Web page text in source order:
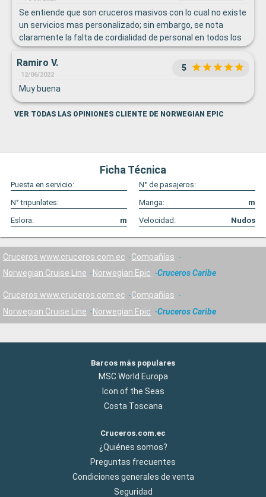
Se entiende que son cruceros masivos con lo cual no existe
un servicios mas personalizado; sin embargo, se nota
claramente la falta de cordialidad de personal en todos los
servicios, tanto de alimentos como de atencion al cliente,
servicio de tours, internet, etc. etc.
Ramiro V.
12/06/2022
5
Muy buena
VER TODAS LAS OPINIONES CLIENTE DE NORWEGIAN EPIC
Ficha Técnica
Puesta en servicio:
N° de pasajeros:
N° tripunlates:
Manga:
m
Eslora:
m Velocidad: Nudos
Cruceros www.cruceros.com.ec
Compañías
Norwegian Cruise Line
Norwegian Epic Cruceros Caribe
Cruceros www.cruceros.com.ec
Compañías
Norwegian Cruise Line
Norwegian Epic Cruceros Caribe
Barcos más populares
MSC World Europa
Icon of the Seas
Costa Toscana
Cruceros.com.ec
¿Quiénes somos?
Preguntas frecuentes
Condiciones generales de venta
Seguridad